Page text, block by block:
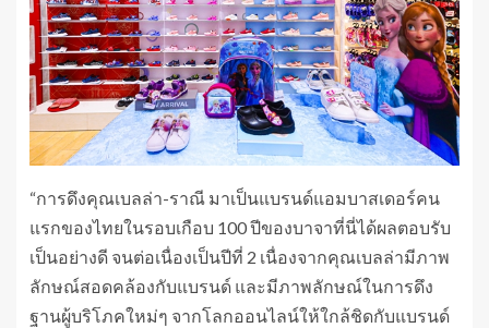
“การดึงคุณเบลล่า-ราณี มาเป็นแบรนด์แอมบาสเดอร์คน
แรกของไทยในรอบเกือบ 100 ปีของบาจาที่นี่ได้ผลตอบรับ
เป็นอย่างดี จนต่อเนื่องเป็นปีที่ 2 เนื่องจากคุณเบลล่ามีภาพ
ลักษณ์สอดคล้องกับแบรนด์ และมีภาพลักษณ์ในการดึง
ฐานผู้บริโภคใหม่ๆ จากโลกออนไลน์ให้ใกล้ชิดกับแบรนด์